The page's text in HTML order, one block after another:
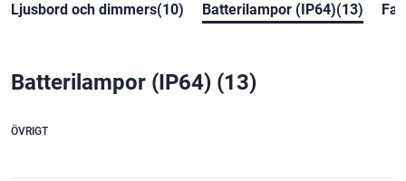
Ljusbord och dimmers(10) Batterilampor (IP64)(13)
Batterilampor (IP64) (13)
ÖVRIGT